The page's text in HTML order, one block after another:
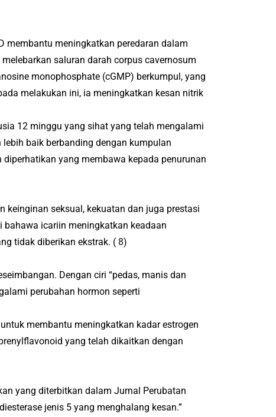
membantu meningkatkan peredaran dalam
saluran darah corpus cavernosum
monophosphate (cGMP) berkumpul, yang
melakukan ini, ia meningkatkan kesan nitrik
12 minggu yang sihat yang telah mengalami
baik berbanding dengan kumpulan
yang membawa kepada penurunan
seksual, kekuatan dan juga prestasi
icariin meningkatkan keadaan
tidak diberikan ekstrak. ( 8)
Dengan ciri “pedas, manis dan
perubahan hormon seperti
membantu meningkatkan kadar estrogen
yang telah dikaitkan dengan
yang diterbitkan dalam Jurnal Perubatan
jenis 5 yang menghalang kesan.”